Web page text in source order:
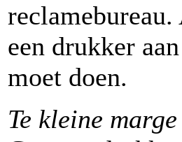
een drukker
moet doen.
Te kleine marge